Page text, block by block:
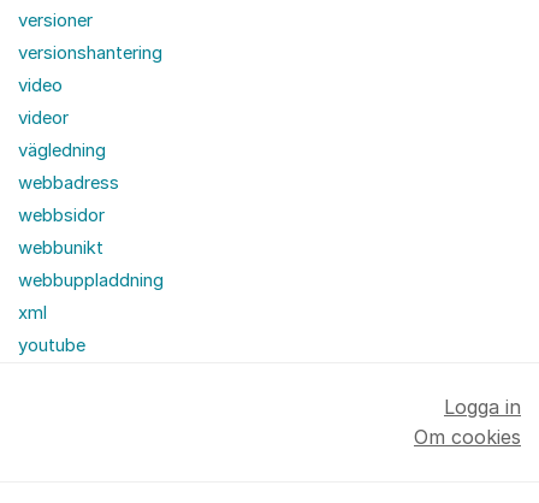
versioner
versionshantering
video
videor
vägledning
webbadress
webbsidor
webbunikt
webbuppladdning
xml
youtube
Logga in
Om cookies